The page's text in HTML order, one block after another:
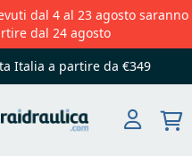
dal 4 al 23 agosto saranno
dal 24 agosto
Italia a partire da €349